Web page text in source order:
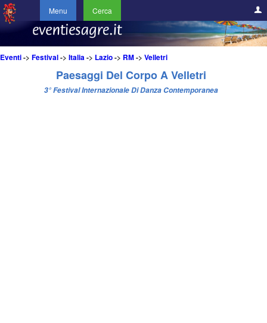
Menu Cerca
Eventi-> Festival-> Italia-> Lazio-> RM-> Velletri
Paesaggi Del Corpo A Velletri
3° Festival Internazionale Di Danza Contemporanea